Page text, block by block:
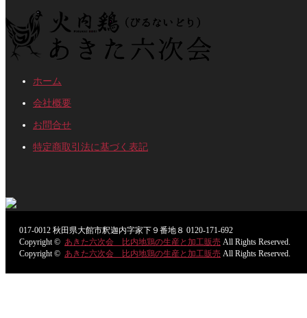
ホーム
会社概要
お問合せ
特定商取引法に基づく表記
017-0012 秋田県大館市釈迦内字家下９番地８ 0120-171-692
Copyright © あきた六次会 比内地鶏の生産と加工販売 All Rights Reserved.
Copyright © あきた六次会 比内地鶏の生産と加工販売 All Rights Reserved.